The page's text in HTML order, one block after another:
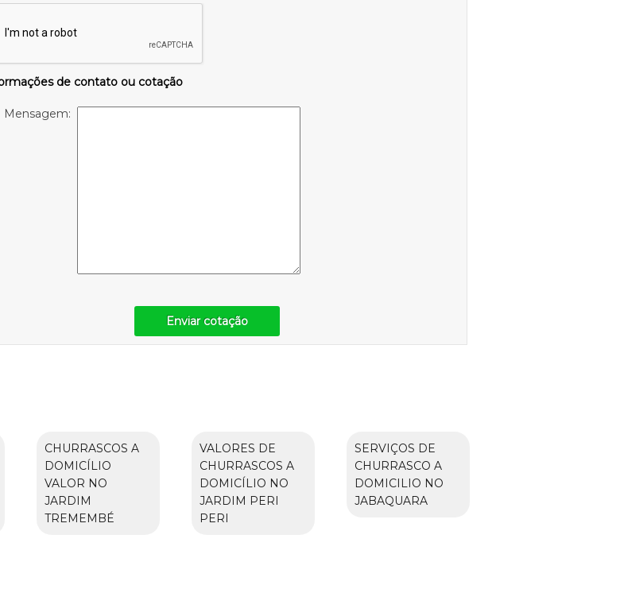
de contato ou cotação
Mensagem:
Enviar cotação
CHURRASCOS A
DOMICÍLIO
VALOR NO
JARDIM
TREMEMBÉ
VALORES DE
CHURRASCOS A
DOMICÍLIO NO
JARDIM PERI
PERI
SERVIÇOS DE
CHURRASCO A
DOMICILIO NO
JABAQUARA